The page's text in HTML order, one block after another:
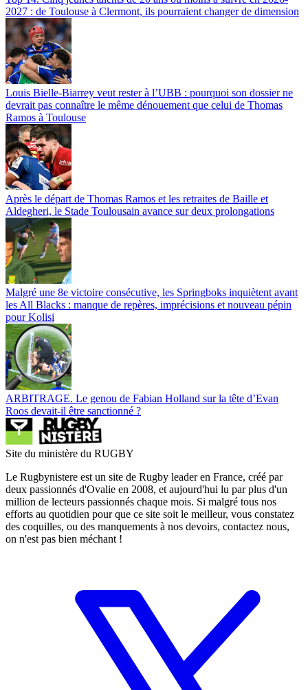
2027 : de Toulouse à Clermont, ils pourraient changer de dimension
Louis Bielle-Biarrey veut rester à l’UBB : pourquoi son dossier ne
devrait pas connaître le même dénouement que celui de Thomas
Ramos à Toulouse
Après le départ de Thomas Ramos et les retraites de Baille et
Aldegheri, le Stade Toulousain avance sur deux prolongations
Malgré une 8e victoire consécutive, les Springboks inquiètent avant
les All Blacks : manque de repères, imprécisions et nouveau pépin
pour Kolisi
ARBITRAGE. Le genou de Fabian Holland sur la tête d’Evan
Roos devait-il être sanctionné ?
Site du ministère du RUGBY
Le Rugbynistere est un site de Rugby leader en France, créé par
deux passionnés d'Ovalie en 2008, et aujourd'hui lu par plus d'un
million de lecteurs passionnés chaque mois. Si malgré tous nos
efforts au quotidien pour que ce site soit le meilleur, vous constatez
des coquilles, ou des manquements à nos devoirs, contactez nous,
on n'est pas bien méchant !